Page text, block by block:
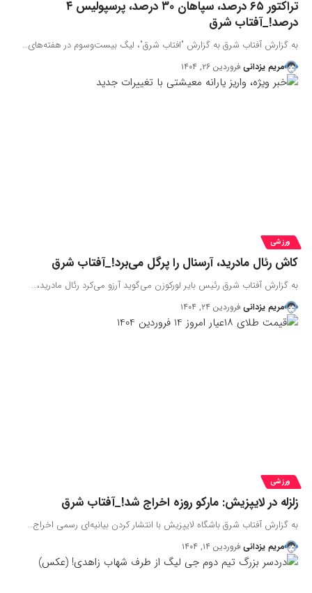
تراکتور ۶۵ درصد، سپاهان ۳۰ درصد، پرسپولیس ۴
درصد!_آفتاب شرق
به گزارش آفتاب شرق به گزارش "افتاب شرق"، لیگ بیست‌وسوم در هفته‌های…
مریم یزدانی فروردین ۲۶, ۱۴۰۴
ورزشی
کاش رئال مادرید، آرسنال را پرگل می‌برد!_آفتاب شرق
به گزارش آفتاب شرق رئیس بایر لورکوزن می‌گوید آرزو می‌کرد رئال مادرید،…
مریم یزدانی فروردین ۲۴, ۱۴۰۴
ورزشی
زلزله در لایپزیش: مارکو روزه اخراج شد!_آفتاب شرق
به گزارش آفتاب شرق باشگاه لایپزیش با انتشار کردن بیانیه‌ای رسمی اخراج…
مریم یزدانی فروردین ۱۴, ۱۴۰۴